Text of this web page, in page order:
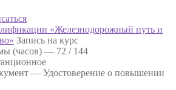
«Железнодорожный путь и
Запись на курс
(часов) — 72 / 144
— Удостоверение о повышении